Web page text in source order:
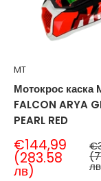
MT
Мотокрос каска
FALCON ARYA
PEARL RED
Продажна
цена
€144,99
(283.58
лв)